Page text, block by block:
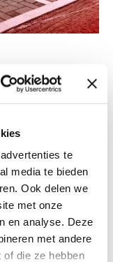
te
media te bieden
Ook delen we
met onze
en analyse. Deze
met andere
die ze hebben
starten
landelijke uitrol
VOLT en...